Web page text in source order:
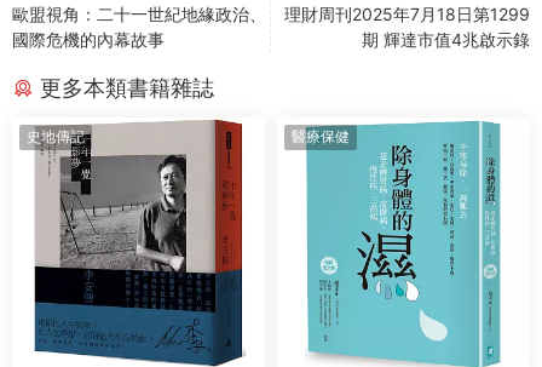
歐盟視角：二十一世紀地緣政治、
國際危機的內幕故事
理財周刊2025年7月18日第1299
期 輝達市值4兆啟示錄
更多本類書籍雜誌
史地傳記 醫療保健